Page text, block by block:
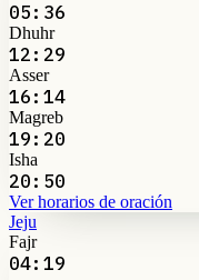
05:36
Dhuhr
12:29
Asser
16:14
Magreb
19:20
Isha
20:50
Ver horarios de oración
Jeju
Fajr
04:19